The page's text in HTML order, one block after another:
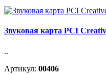
Звуковая карта PCI
..
Артикул: 00406